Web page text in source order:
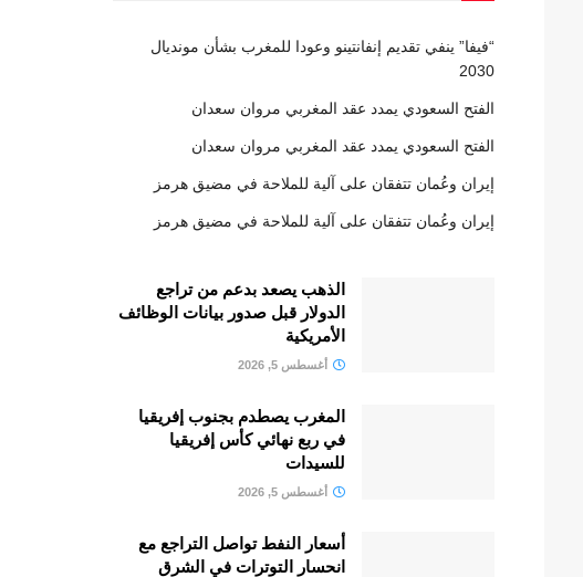
“فيفا” ينفي تقديم إنفانتينو وعودا للمغرب بشأن مونديال
2030
الفتح السعودي يمدد عقد المغربي مروان سعدان
الفتح السعودي يمدد عقد المغربي مروان سعدان
إيران وعُمان تتفقان على آلية للملاحة في مضيق هرمز
إيران وعُمان تتفقان على آلية للملاحة في مضيق هرمز
الذهب يصعد بدعم من تراجع
الدولار قبل صدور بيانات الوظائف
الأمريكية
أغسطس 5, 2026
المغرب يصطدم بجنوب إفريقيا
في ربع نهائي كأس إفريقيا
للسيدات
أغسطس 5, 2026
أسعار النفط تواصل التراجع مع
انحسار التوترات في الشرق